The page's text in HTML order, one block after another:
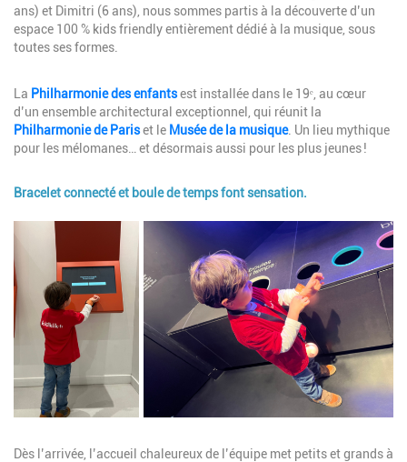
ans) et Dimitri (6 ans), nous sommes partis à la découverte d’un
espace 100 % kids friendly entièrement dédié à la musique, sous
toutes ses formes.
Description
La Philharmonie des enfantsest installée dans le 19ᵉ, au cœur
d’un ensemble architectural exceptionnel, qui réunit la
Philharmonie de Pariset le Musée de la musique. Un lieu mythique
pour les mélomanes… et désormais aussi pour les plus jeunes !
Bracelet connecté et boule de temps font sensation.
Description
Dès l’arrivée, l’accueil chaleureux de l’équipe met petits et grands à